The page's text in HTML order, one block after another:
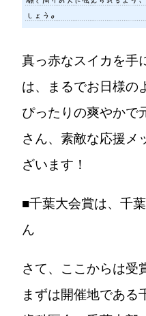
真っ赤なスイカを手
は、まるでお日様の
ぴったりの爽やかで
さん、素敵な応援メ
ざいます！
■千葉大会賞は、千
ん
さて、ここからは受
まずは開催地である